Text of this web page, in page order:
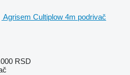
Agrisem Cultiplow 4m podrivač
RSD